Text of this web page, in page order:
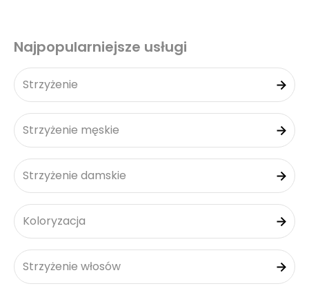
Najpopularniejsze usługi
Strzyżenie
Strzyżenie męskie
Strzyżenie damskie
Koloryzacja
Strzyżenie włosów